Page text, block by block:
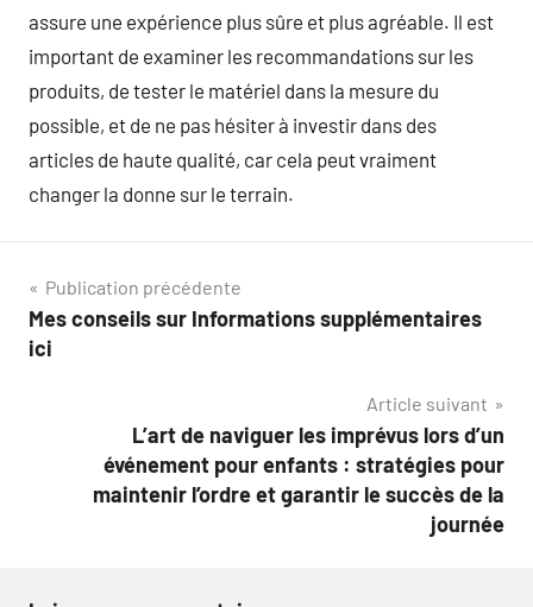
assure une expérience plus sûre et plus agréable. Il est
important de examiner les recommandations sur les
produits, de tester le matériel dans la mesure du
possible, et de ne pas hésiter à investir dans des
articles de haute qualité, car cela peut vraiment
changer la donne sur le terrain.
Navigation
de
Publication précédente
Mes conseils sur Informations supplémentaires
ici
Article suivant
L’art de naviguer les imprévus lors d’un
événement pour enfants : stratégies pour
maintenir l’ordre et garantir le succès de la
journée